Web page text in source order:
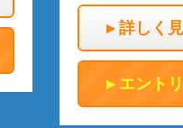
詳しく
エント